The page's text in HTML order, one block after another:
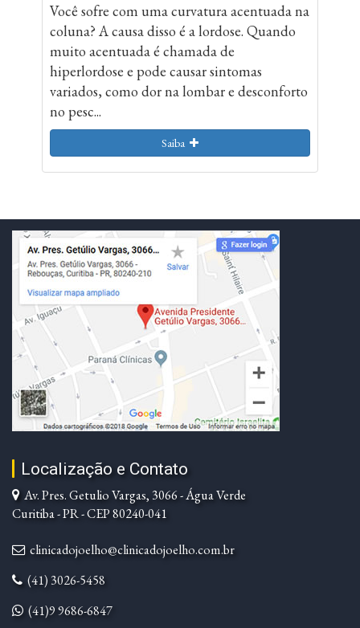
Você sofre com uma curvatura acentuada na
coluna? A causa disso é a lordose. Quando
muito acentuada é chamada de
hiperlordose e pode causar sintomas
variados, como dor na lombar e desconforto
no pesc...
Saiba
Localização e Contato
Av. Pres. Getulio Vargas, 3066 - Água Verde
Curitiba - PR - CEP 80240-041
clinicadojoelho@clinicadojoelho.com.br
(41) 3026-5458
(41)9 9686-6847